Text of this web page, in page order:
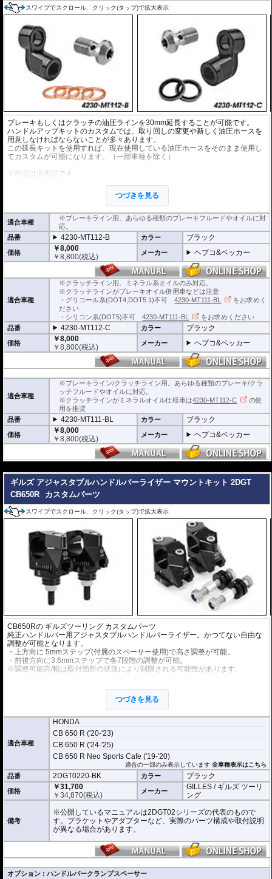
スワイプでスクロール、クリック(タップ)で拡大表示
ブレーキもしくはクラッチの油圧ラインを30mm延長することが可能です。
ハンドルアップキットのカスタムでは、取り回しの変更や新しく油圧ホースを
用意しなければならないことが多々あります。
この延長キットを使用すれば、現在使用している油圧ホースをそのまま使用し
てカスタムが可能になります。（一部車種を除く）
※商品は汎用品です。
※安全に深く関わるパーツですので、プロショップでの交換を強くおすすめし
※ワイヤー仕様車には使用できません。
つづきを見る
適合車種
※ブレーキライン用。あらゆる種類のブレーキフルードやオイルに対
応。
品番
4230-MT112-B カラー ブラック
価格
￥8,000
￥8,800(税込) メーカー ヘプコ&ベッカー
適合車種
※クラッチライン用。ミネラル系オイルのみ対応。
※クラッチラインがブレーキオイル併用車などは注意
・グリコール系(DOT4,DOT5.1)不可4230-MT111-BL
をお求めく
ださい
・シリコン系(DOT5)不可4230-MT111-BL
をお求めください
品番
4230-MT112-C カラー ブラック
価格
￥8,000
￥8,800(税込) メーカー ヘプコ&ベッカー
適合車種
※ブレーキライン/クラッチライン用。あらゆる種類のブレーキ/クラ
ッチフルードやオイルに対応。
※クラッチラインがミネラルオイル仕様車は4230-MT112-C
の使
用を推奨
品番
4230-MT111-BL カラー ブラック
価格
￥8,000
￥8,800(税込) メーカー ヘプコ&ベッカー
ギルズ アジャスタブルハンドルバーライザー マウントキット 2DGT
CB650R
カスタムパーツ
スワイプでスクロール、クリック(タップ)で拡大表示
CB650Rの ギルズツーリング カスタムパーツ
純正ハンドルバー用アジャスタブルハンドルバーライザー。かつてない自由な
調整が可能となります。
・上方向に 5mmステップ(付属のスペーサー使用)で高さ調整が可能。
・前後方向に3.6mmステップで各7段階の調整が可能。
※調整可能高/幅は取付箇所の状況により制限される可能性があります。
オプション : ハンドルバークランプスペーサー
品番(2DGTRED01KIT)：クランプ部の直径が22.2mmのハンドルバーを直径28.
ハンドルバー径が22.2mmの場合はハンドルバークランプスペーサーが別途必
要。現車で必ずご確認ください。
つづきを見る
適合車種
HONDA
CB 650 R ('20-'23)
CB 650 R ('24-'25)
CB 650 R Neo Sports Cafe ('19-'20)
適合の一部のみ表示しています全車種表示はこちら
品番 2DGT0220-BK カラー ブラック
価格
￥31,700
￥34,870(税込) メーカー
GILLES / ギルズ ツーリ
ング
備考
※公開しているマニュアルは2DGT02シリーズの代表のもので
す。ブラケットやアダプターなど、実際のパーツ構成や取付説明
が異なる場合があります。
オプション : ハンドルバークランプスペーサー